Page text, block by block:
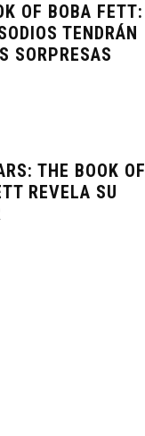
OF BOBA FETT:
TENDRÁN
SORPRESAS
THE BOOK OF
REVELA SU